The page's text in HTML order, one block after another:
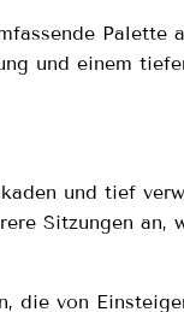
und einem
und tief
Sitzungen
von